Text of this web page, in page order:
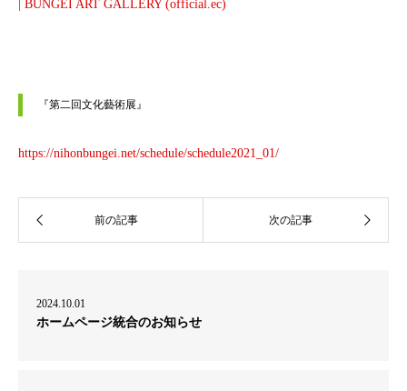
| BUNGEI ART GALLERY (official.ec)
『第二回文化藝術展』
https://nihonbungei.net/schedule/schedule2021_01/
2024.10.01
ホームページ統合のお知らせ